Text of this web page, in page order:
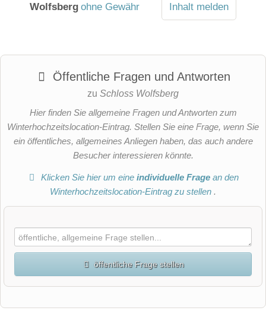
Wolfsberg ohne Gewähr Inhalt melden
Öffentliche Fragen und Antworten
zu Schloss Wolfsberg
Hier finden Sie allgemeine Fragen und Antworten zum
Winterhochzeitslocation-Eintrag. Stellen Sie eine Frage, wenn Sie
ein öffentliches, allgemeines Anliegen haben, das auch andere
Besucher interessieren könnte.
Klicken Sie hier um eineindividuelle Frage an den
Winterhochzeitslocation-Eintrag zu stellen .
öffentliche Frage stellen